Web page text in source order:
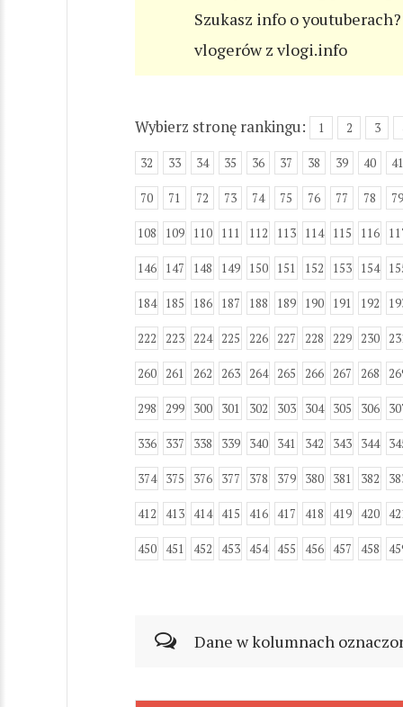
Szukasz info o
vlogerów z vlogi.info
Wybierz stronę rankingu: 1 2 3
32 33 34 35 36 37 38 39 40 41
70 71 72 73 74 75 76 77 78 79
108 109 110 111 112 113 114 115 116
146 147 148 149 150 151 152 153 154
184 185 186 187 188 189 190 191 192
222 223 224 225 226 227 228 229 230
260 261 262 263 264 265 266 267 268
298 299 300 301 302 303 304 305 306
336 337 338 339 340 341 342 343 344
374 375 376 377 378 379 380 381 382
412 413 414 415 416 417 418 419 420
450 451 452 453 454 455 456 457 458
Dane w kolumnach